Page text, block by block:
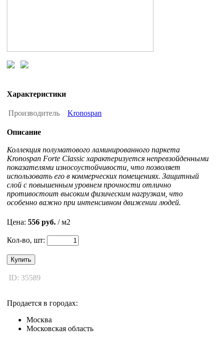
Характеристики
Производитель Kronospan
Описание
Коллекция полуматового ламинированного паркета
Kronospan Forte Classic характеризуется непревзойденными
показателями износоустойчивости, что позволяет
использовать его в коммерческих помещениях. Защитный
слой с повышенным уровнем прочности отлично
противостоит высоким физическим нагрузкам, что
особенно важно при интенсивном движении людей.
Цена: 556 руб. / м2
Кол-во, шт:
Купить
ID: 35589
Продается в городах:
Москва
Московская область